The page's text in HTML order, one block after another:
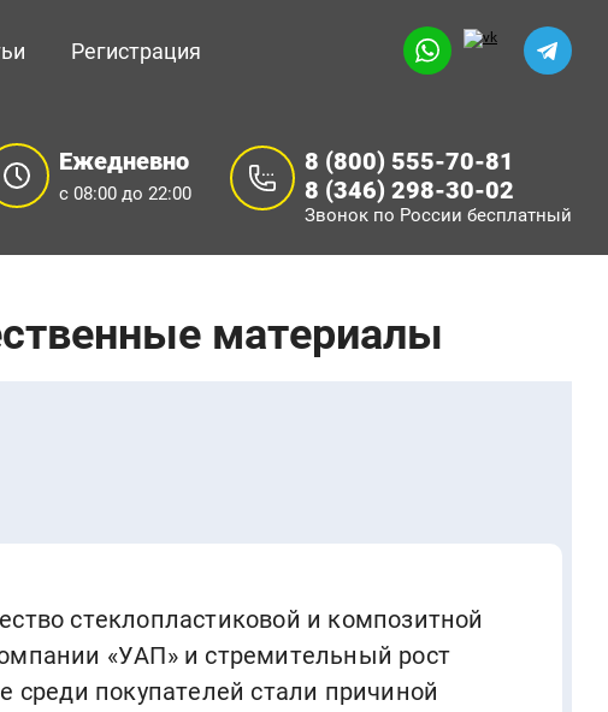
Регистрация
Ежедневно
с 08:00 до 22:00
8 (800) 555-70-81
8 (346) 298-30-02
Звонок по России бесплатный
материалы
стеклопластиковой и композитной
«УАП» и стремительный рост
среди покупателей стали причиной